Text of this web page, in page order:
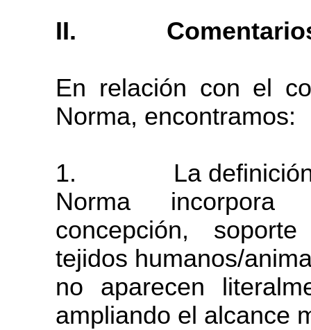
II.
En relación con el
Norma, encontramos:
1.
La
Norma
concepción,
tejidos humanos/
no
aparecen
ampliando el alcance